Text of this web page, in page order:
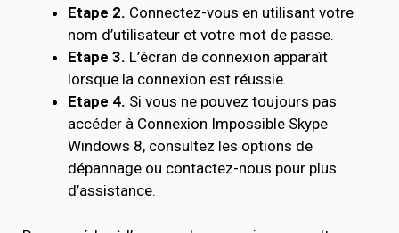
Etape 2. Connectez-vous en utilisant votre
nom d’utilisateur et votre mot de passe.
Etape 3. L’écran de connexion apparaît
lorsque la connexion est réussie.
Etape 4. Si vous ne pouvez toujours pas
accéder à Connexion Impossible Skype
Windows 8, consultez les options de
dépannage ou contactez-nous pour plus
d’assistance.